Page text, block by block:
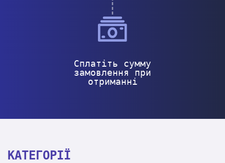
Сплатіть сумму
замовлення при
отриманні
КАТЕГОРІЇ